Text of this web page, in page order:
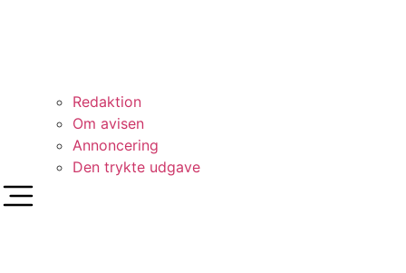
Redaktion
Om avisen
Annoncering
Den trykte udgave